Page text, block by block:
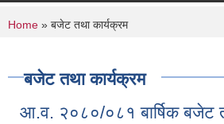
You are here
Home » बजेट तथा कार्यक्रम
बजेट तथा कार्यक्रम
आ.व. २०८०/०८१ बार्षिक बजेट